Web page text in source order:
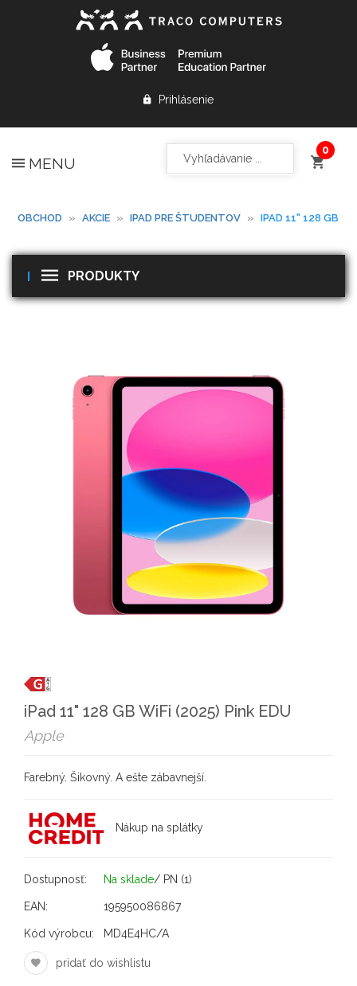
Prihlásenie
MENU
OBCHOD » AKCIE » IPAD PRE ŠTUDENTOV » IPAD 11" 128 GB
PRODUKTY
iPad 11" 128 GB WiFi (2025) Pink EDU
Apple
Farebný. Šikovný. A ešte zábavnejší.
Nákup na splátky
Dostupnosť: Na sklade/ PN (1)
EAN: 195950086867
Kód výrobcu: MD4E4HC/A
pridať do wishlistu